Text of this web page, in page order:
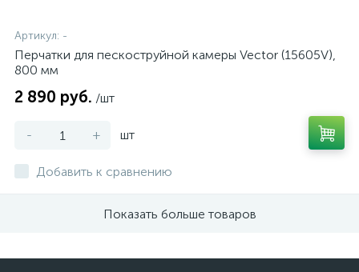
Артикул: -
Перчатки для пескоструйной камеры Vector (15605V),
800 мм
2 890 руб. /шт
- + шт
Добавить к сравнению
Показать больше товаров